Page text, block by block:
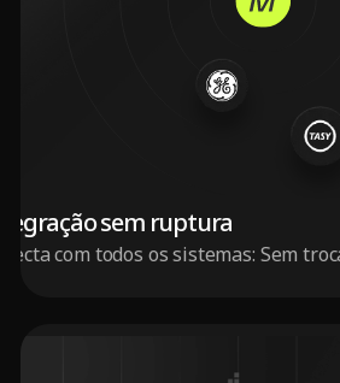
sem ruptura
com todos os sistemas: Sem